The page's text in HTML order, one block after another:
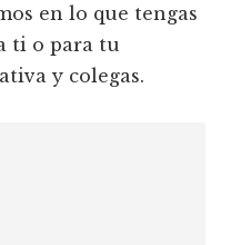
en lo que tengas
ti o para tu
y colegas.